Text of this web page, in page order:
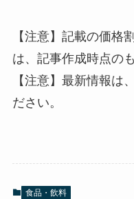
【注意】記載の価格
は、記事作成時点の
【注意】最新情報は
ださい。
食品・飲料